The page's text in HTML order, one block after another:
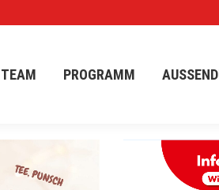
TEAM PROGRAMM
TEAM PROGRAMM